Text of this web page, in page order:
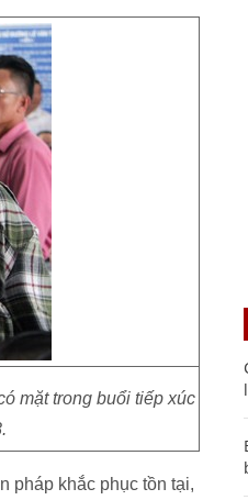
mặt trong buổi tiếp xúc
pháp khắc phục tồn tại,